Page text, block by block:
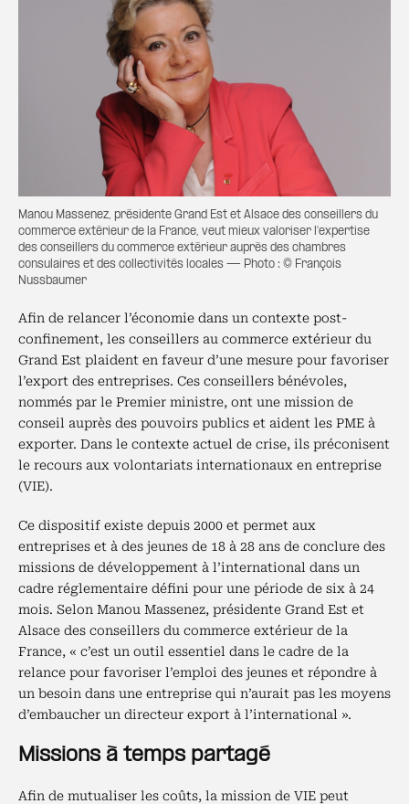
Manou Massenez, présidente Grand Est et Alsace des conseillers du
commerce extérieur de la France, veut mieux valoriser l'expertise
des conseillers du commerce extérieur auprès des chambres
consulaires et des collectivités locales — Photo : © François
Nussbaumer
Afin de relancer l’économie dans un contexte post-
confinement, les conseillers au commerce extérieur du
Grand Est plaident en faveur d’une mesure pour favoriser
l’export des entreprises. Ces conseillers bénévoles,
nommés par le Premier ministre, ont une mission de
conseil auprès des pouvoirs publics et aident les PME à
exporter. Dans le contexte actuel de crise, ils préconisent
le recours aux volontariats internationaux en entreprise
(VIE).
Ce dispositif existe depuis 2000 et permet aux
entreprises et à des jeunes de 18 à 28 ans de conclure des
missions de développement à l’international dans un
cadre réglementaire défini pour une période de six à 24
mois. Selon Manou Massenez, présidente Grand Est et
Alsace des conseillers du commerce extérieur de la
France, « c’est un outil essentiel dans le cadre de la
relance pour favoriser l’emploi des jeunes et répondre à
un besoin dans une entreprise qui n’aurait pas les moyens
d’embaucher un directeur export à l’international ».
Missions à temps partagé
Afin de mutualiser les coûts, la mission de VIE peut